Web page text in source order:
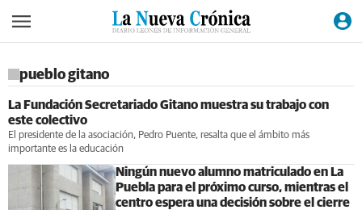
pueblo gitano
La Fundación Secretariado Gitano muestra su trabajo con
este colectivo
El presidente de la asociación, Pedro Puente, resalta que el ámbito más
importante es la educación
Ningún nuevo alumno matriculado en La
Puebla para el próximo curso, mientras el
centro espera una decisión sobre el cierre